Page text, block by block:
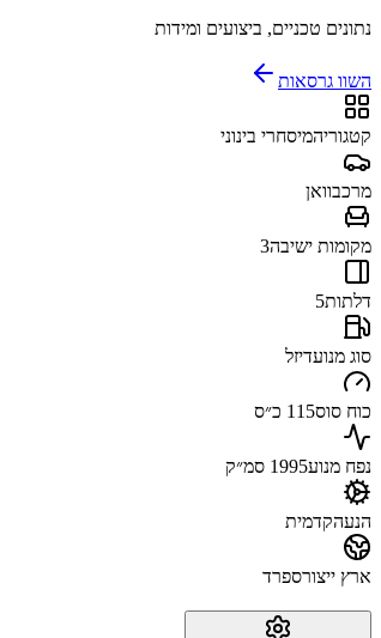
נתונים טכניים, ביצועים ומידות
השוו גרסאות
קטגוריהמיסחרי בינוני
מרכבוואן
מקומות ישיבה3
דלתות5
סוג מנועדיזל
כוח סוס115 כ״ס
נפח מנוע1995 סמ״ק
הנעהקדמית
ארץ ייצורספרד